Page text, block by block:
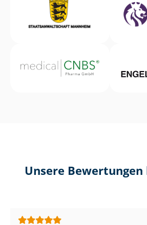
Unsere Bewertungen